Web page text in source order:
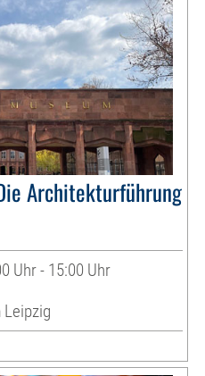
Architekturführung
Uhr - 15:00 Uhr
Leipzig